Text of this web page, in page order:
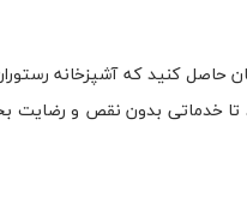
حاصل کنید که آشپزخانه
تا خدماتی بدون نقص و رضایت